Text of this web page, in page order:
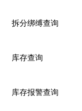
拆分绑缚查询
库存查询
库存报警查询